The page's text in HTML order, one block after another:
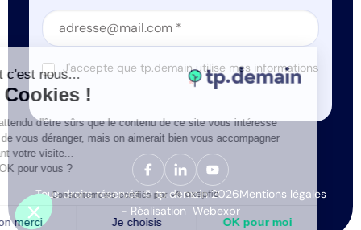
Section
Section
J'accepte que tp.demain utilise mes informations
*
Tous droits réservés © tp.demain 2026Mentions légales
- Réalisation Webexpr
Salut c'est nous...
les Cookies !
On a attendu d'être sûrs que le contenu de ce site vous intéresse
avant de vous déranger, mais on aimerait bien vous accompagner
pendant votre visite...
C'est OK pour vous ?
Consentements certifiés par
Non merci Je choisis OK pour moi